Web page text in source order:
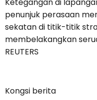
Ketegangan di
penunjuk perasaan
sekatan di titik-titik
membelakangkan
REUTERS
Kongsi berita